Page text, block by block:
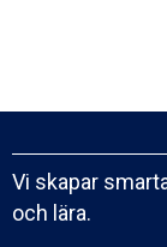
Vi skapar
och lära.